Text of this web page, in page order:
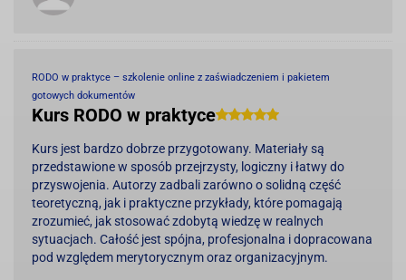
RODO w praktyce – szkolenie online z zaświadczeniem i pakietem
gotowych dokumentów
Kurs RODO w praktyce
Kurs jest bardzo dobrze przygotowany. Materiały są
przedstawione w sposób przejrzysty, logiczny i łatwy do
przyswojenia. Autorzy zadbali zarówno o solidną część
teoretyczną, jak i praktyczne przykłady, które pomagają
zrozumieć, jak stosować zdobytą wiedzę w realnych
sytuacjach. Całość jest spójna, profesjonalna i dopracowana
pod względem merytorycznym oraz organizacyjnym.